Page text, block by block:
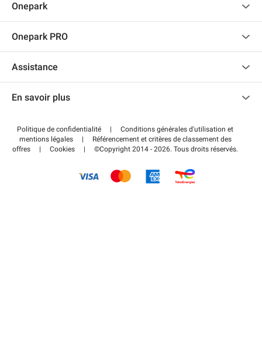
Onepark
Recrutement
Onepark PRO
Accéder à mon espace partenaire
Assistance
Centre d'aide
Régler votre stationnement FLOW
En savoir plus
Wiki
Guide du stationnement
Politique de confidentialité |
Conditions générales d'utilisation et
mentions légales
|
Référencement et critères de classement des
offres
| Cookies | ©Copyright 2014 - 2026. Tous droits réservés.